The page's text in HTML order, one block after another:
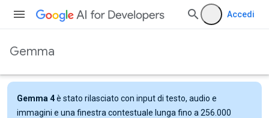
Accedi
Gemma
Gemma 4è stato rilasciato con input di testo, audio e
immagini e una finestra contestuale lunga fino a 256.000